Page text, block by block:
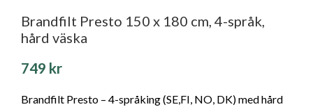
Brandfilt Presto 150 x 180 cm, 4-språk,
hård väska
749 kr
Brandfilt Presto – 4-språking (SE,FI, NO, DK) med hård